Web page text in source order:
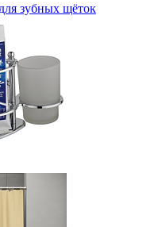
зубных щёток